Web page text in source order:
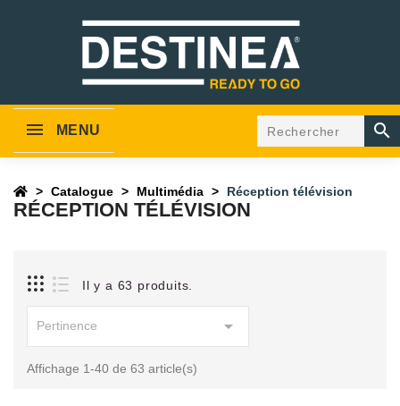
MENU 
Catalogue Multimédia Réception télévision
RÉCEPTION TÉLÉVISION
Il y a 63 produits.
Pertinence 
Affichage 1-40 de 63 article(s)